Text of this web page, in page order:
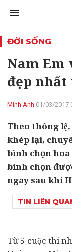
ĐỜI SỐNG
Nam Em
đẹp nhất
Minh Anh 01/03/2017
Theo thông
khép lại,
bình chọn hoa
bình chọn
ngay sau khi
TIN LIÊN
Từ 5 cuộc thi